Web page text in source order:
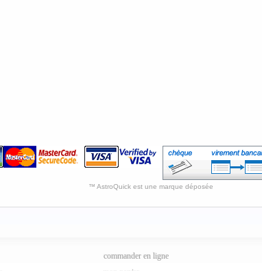
™ AstroQuick est une marque déposée
commander en ligne